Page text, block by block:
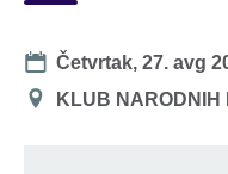
Date
Četvrtak, 27. avg
Mesto
KLUB NARODNIH